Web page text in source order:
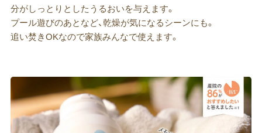
分がしっとりとしたうるおいを与えます。
プール遊びのあとなど、乾燥が気になるシーンにも。
追い焚きOKなので家族みんなで使えます。